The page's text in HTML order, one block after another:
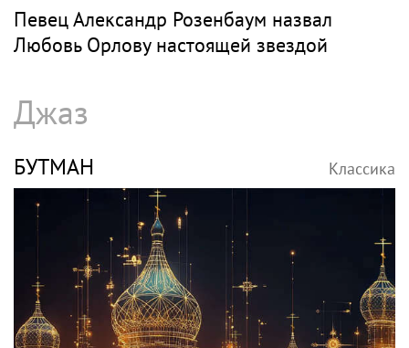
Певец Александр Розенбаум назвал
Любовь Орлову настоящей звездой
Джаз
БУТМАН Классика